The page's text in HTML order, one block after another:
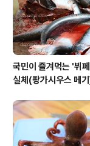
국민이 즐겨먹는 '뷔
실체(팡가시우스 메